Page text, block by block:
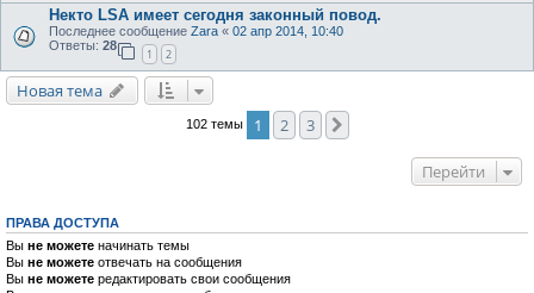
Некто LSA имеет сегодня законный повод.
Последнее сообщение Zara « 02 апр 2014, 10:40
Ответы: 28
1 2
Новая тема
102 темы 1 2 3
Перейти
ПРАВА ДОСТУПА
Вы не можете начинать темы
Вы не можете отвечать на сообщения
Вы не можете редактировать свои сообщения